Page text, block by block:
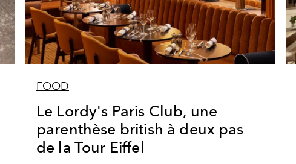
FOOD
Le Lordy's Paris Club, une
parenthèse british à deux pas
de la Tour Eiffel